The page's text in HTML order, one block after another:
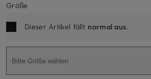
Größe
Dieser Artikel fällt normal aus.
Bitte Größe wählen